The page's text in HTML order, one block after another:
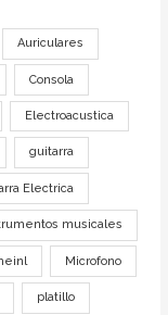
Auriculares
Consola
Electroacustica
guitarra
Electrica
musicales
Microfono
platillo